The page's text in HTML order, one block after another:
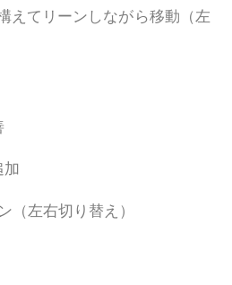
えてリーンしながら移動（左
加
（左右切り替え）